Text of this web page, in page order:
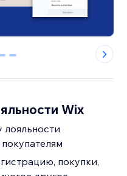
4
Wix
покупки,